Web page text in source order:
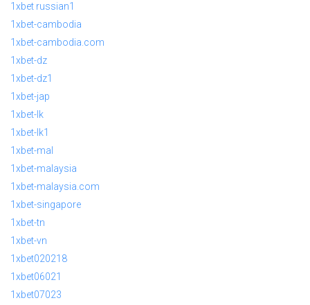
1xbet russian1
1xbet-cambodia
1xbet-cambodia.com
1xbet-dz
1xbet-dz1
1xbet-jap
1xbet-lk
1xbet-lk1
1xbet-mal
1xbet-malaysia
1xbet-malaysia.com
1xbet-singapore
1xbet-tn
1xbet-vn
1xbet020218
1xbet06021
1xbet07023